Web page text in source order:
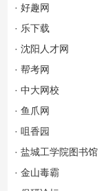
· 好趣网
· 乐下载
· 沈阳人才网
· 帮考网
· 中大网校
· 鱼爪网
· 咀香园
· 盐城工学院图书馆
· 金山毒霸